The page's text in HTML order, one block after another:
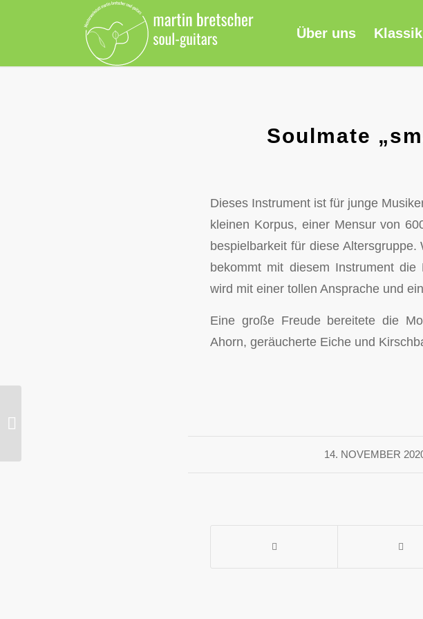
Über uns Klassik
Soulmate
Dieses Instrument ist für junge
kleinen Korpus, einer Mensur von
bespielbarkeit für diese
bekommt mit diesem Instrument
wird mit einer tollen Ansprache und
Eine große Freude bereitete die
Ahorn, geräucherte Eiche und
14. NOVEMBER
/